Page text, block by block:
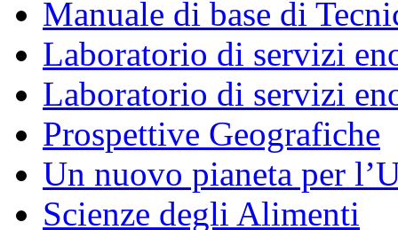
Manuale di base di
Laboratorio di servizi
Laboratorio di servizi
Prospettive Geografiche
Un nuovo pianeta per
Scienze degli Alimenti